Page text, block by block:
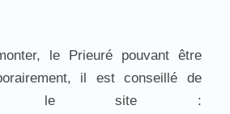
le Prieuré pouvant être
il est conseillé de
le site :